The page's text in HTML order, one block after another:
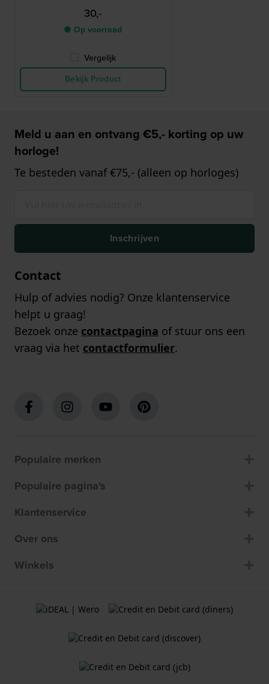
30,-
● Op voorraad
Vergelijk
Bekijk Product
Meld u aan en ontvang €5,- korting op uw
horloge!
Te besteden vanaf €75,- (alleen op horloges)
Inschrijven
Contact
Hulp of advies nodig? Onze klantenservice
helpt u graag!
Bezoek onze contactpagina of stuur ons een
vraag via het contactformulier.
Populaire merken
Populaire pagina's
Klantenservice
Over ons
Winkels